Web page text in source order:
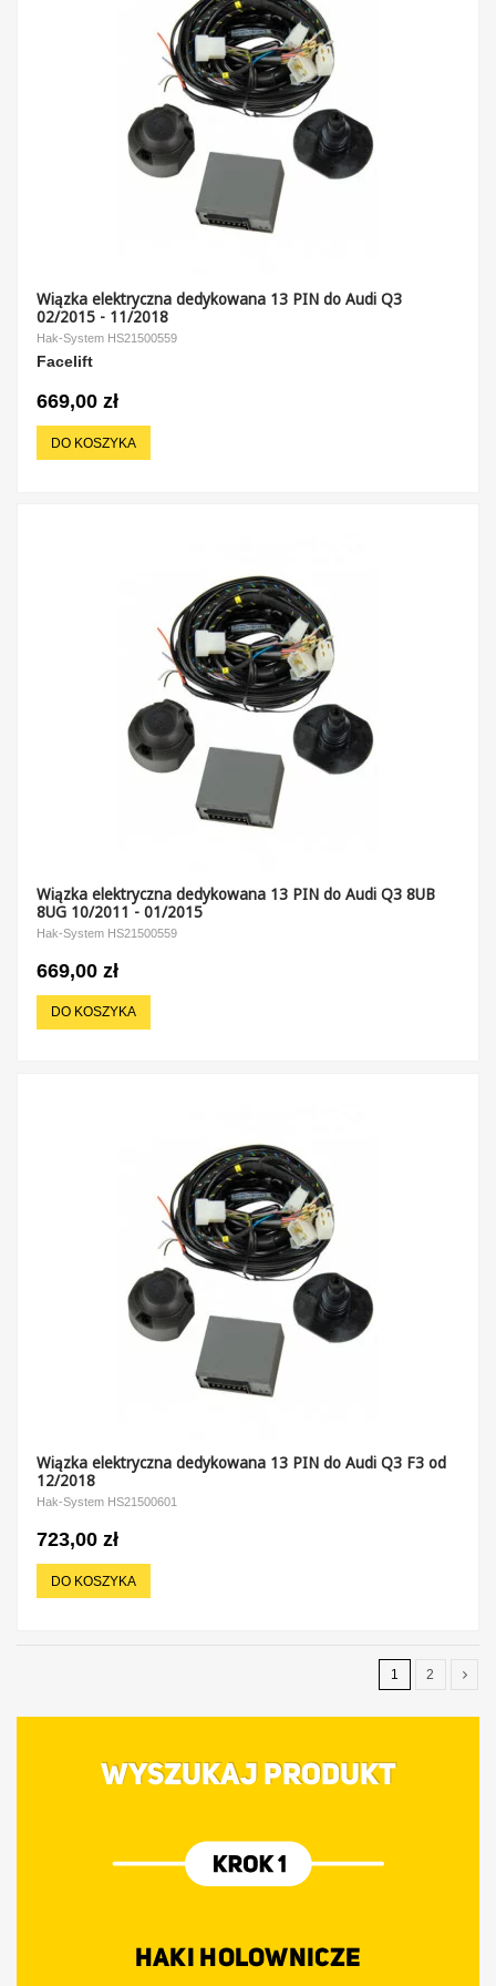
Wiązka elektryczna dedykowana 13 PIN do Audi Q3
02/2015 - 11/2018
Hak-System HS21500559
Facelift
669,00 zł
DO KOSZYKA
Wiązka elektryczna dedykowana 13 PIN do Audi Q3 8UB
8UG 10/2011 - 01/2015
Hak-System HS21500559
669,00 zł
DO KOSZYKA
Wiązka elektryczna dedykowana 13 PIN do Audi Q3 F3 od
12/2018
Hak-System HS21500601
723,00 zł
DO KOSZYKA
1 2
WYSZUKAJ PRODUKT
HAKI HOLOWNICZE